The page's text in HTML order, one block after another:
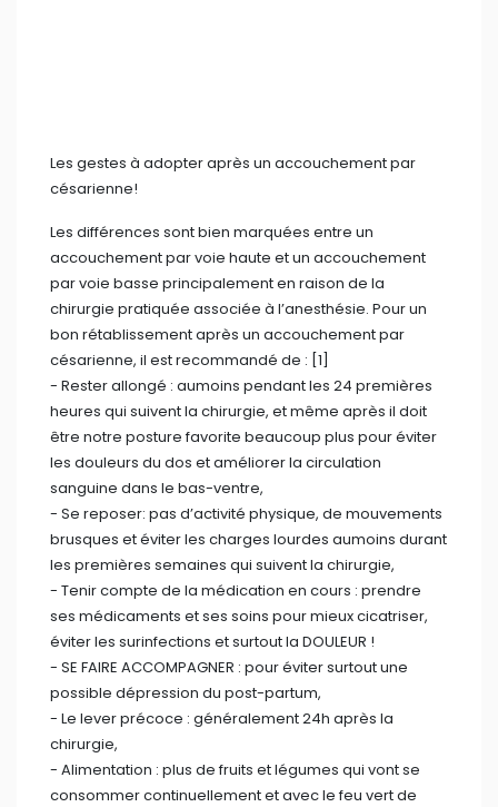
Les gestes à adopter après un accouchement par
césarienne!
Les différences sont bien marquées entre un
accouchement par voie haute et un accouchement
par voie basse principalement en raison de la
chirurgie pratiquée associée à l’anesthésie. Pour un
bon rétablissement après un accouchement par
césarienne, il est recommandé de : [1]
- Rester allongé : aumoins pendant les 24 premières
heures qui suivent la chirurgie, et même après il doit
être notre posture favorite beaucoup plus pour éviter
les douleurs du dos et améliorer la circulation
sanguine dans le bas-ventre,
- ⁠Se reposer: pas d’activité physique, de mouvements
brusques et éviter les charges lourdes aumoins durant
les premières semaines qui suivent la chirurgie,
- ⁠Tenir compte de la médication en cours : prendre
ses médicaments et ses soins pour mieux cicatriser,
éviter les surinfections et surtout la DOULEUR !
- ⁠SE FAIRE ACCOMPAGNER : pour éviter surtout une
possible dépression du post-partum,
- ⁠Le lever précoce : généralement 24h après la
chirurgie,
- ⁠Alimentation : plus de fruits et légumes qui vont se
consommer continuellement et avec le feu vert de